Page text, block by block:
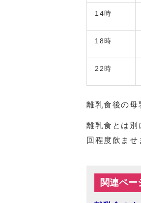
14時
18時
22時
離乳食後の母
離乳食とは別
回程度飲ませ
関連ペー